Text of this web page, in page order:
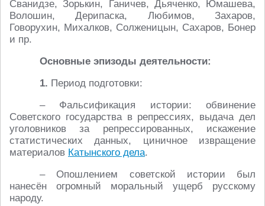
Сванидзе, Зорькин, Ганичев, Дьяченко, Юмашева,
Волошин, Дерипаска, Любимов, Захаров,
Говорухин, Михалков, Солженицын, Сахаров, Бонер
и пр.
Основные эпизоды деятельности:
1. Период подготовки:
– Фальсификация истории: обвинение
Советского государства в репрессиях, выдача дел
уголовников за репрессированных, искажение
статистических данных, циничное извращение
материалов Катынского дела.
– Опошлением советской истории был
нанесён огромный моральный ущерб русскому
народу.